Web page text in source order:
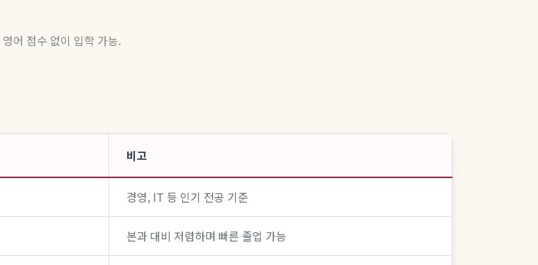
영어 점수 없이 입학 가능.
비고
경영, IT 등 인기 전공 기준
본과 대비 저렴하며 빠른 졸업 가능